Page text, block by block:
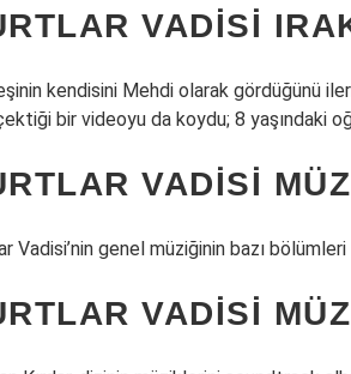
VADISI
kendisini Mehdi olarak gördüğünü
bir videoyu da koydu; 8 yaşındaki
VADISI
Vadisi’nin genel müziğinin bazı bölümleri
VADISI